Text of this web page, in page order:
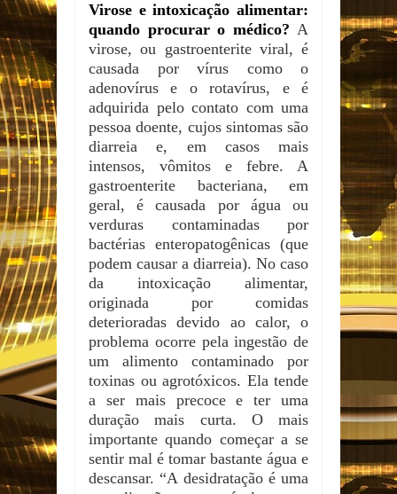
Virose e intoxicação alimentar:
quando procurar o médico? A
virose, ou gastroenterite viral, é
causada por vírus como o
adenovírus e o rotavírus, e é
adquirida pelo contato com uma
pessoa doente, cujos sintomas são
diarreia e, em casos mais
intensos, vômitos e febre. A
gastroenterite bacteriana, em
geral, é causada por água ou
verduras contaminadas por
bactérias enteropatogênicas (que
podem causar a diarreia). No caso
da intoxicação alimentar,
originada por comidas
deterioradas devido ao calor, o
problema ocorre pela ingestão de
um alimento contaminado por
toxinas ou agrotóxicos. Ela tende
a ser mais precoce e ter uma
duração mais curta. O mais
importante quando começar a se
sentir mal é tomar bastante água e
descansar. “A desidratação é uma